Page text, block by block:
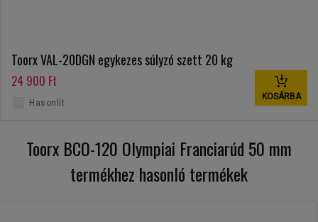
Toorx VAL-20DGN egykezes súlyzó szett 20 kg
24 900 Ft
KOSÁRBA
Hasonlít
Toorx BCO-120 Olympiai Franciarúd 50 mm
termékhez hasonló termékek